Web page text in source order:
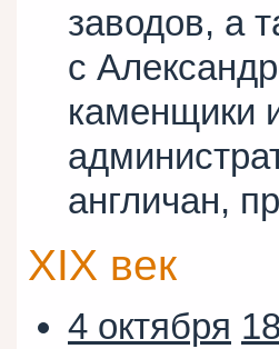
заводов, а
с
каменщики
англичан,
XIX век
4 октября